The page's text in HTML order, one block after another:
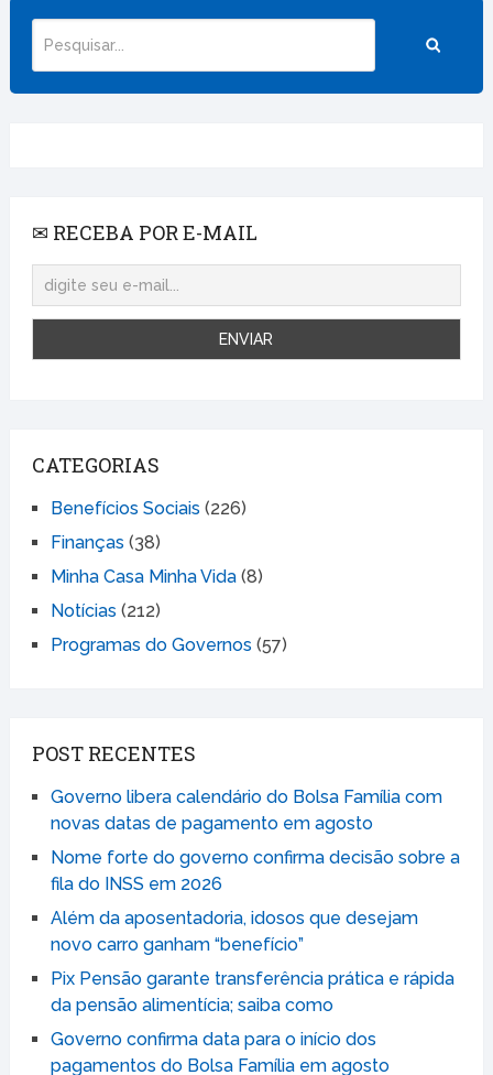
✉ RECEBA POR E-MAIL
CATEGORIAS
Benefícios Sociais (226)
Finanças (38)
Minha Casa Minha Vida(8)
Notícias (212)
Programas do Governos (57)
POST RECENTES
Governo libera calendário do Bolsa Família com
novas datas de pagamento em agosto
Nome forte do governo confirma decisão sobre a
fila do INSS em 2026
Além da aposentadoria, idosos que desejam
novo carro ganham “benefício”
Pix Pensão garante transferência prática e rápida
da pensão alimentícia; saiba como
Governo confirma data para o início dos
pagamentos do Bolsa Família em agosto